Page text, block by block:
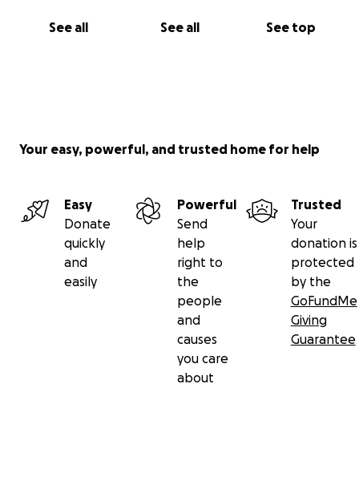
See all See all See top
Your easy, powerful, and trusted home for help
Easy
Donate
quickly
and
easily
Powerful
Send
help
right to
the
people
and
causes
you care
about
Trusted
Your
donation is
protected
by the
GoFundMe
Giving
Guarantee